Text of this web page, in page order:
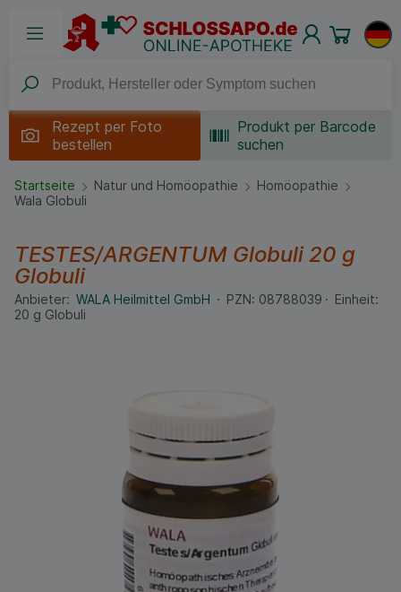
Rezept per Foto
bestellen
Produkt per Barcode
suchen
Startseite Natur und Homöopathie
Homöopathie
Wala Globuli
TESTES/ARGENTUM Globuli 20 g
Globuli
Anbieter: WALA Heilmittel GmbH PZN: 08788039
Einheit:
20 g Globuli